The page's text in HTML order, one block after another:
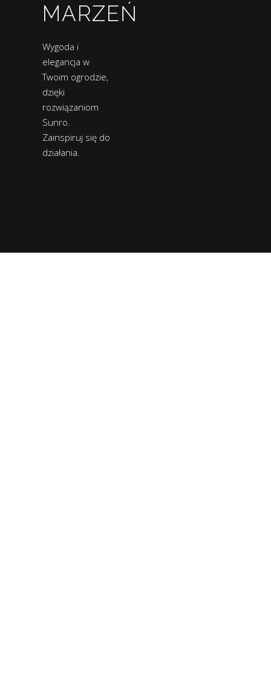
MARZEŃ
Wygoda i
elegancja w
Twoim ogrodzie,
dzięki
rozwiązaniom
Sunro.
Zainspiruj się do
działania.